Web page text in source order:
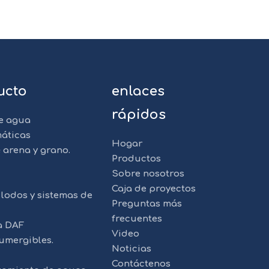
agua
y grano.
y sistemas de
DAF
enlaces
rápidos
Hogar
Productos
Sobre nosotros
Caja de proyectos
Preguntas más
frecuentes
Video
Noticias
Contáctenos